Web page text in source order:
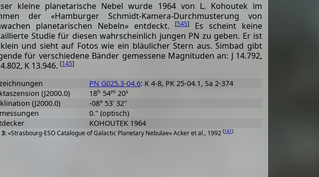
kleine planetarische Nebel wurde 1964 von L. Kohoutek im
der «Hamburger Schmidt-Kamera-Durchmusterung von
planetarischen Nebeln» entdeckt.
[545]
Es scheint keine
Studie für diesen wahrscheinlich jungen PN zu geben. Er ist
und sieht auf Fotos wie ein bläulicher Stern aus. Simbad gibt
für verschiedene Bänder gemessene Magnituden an: J 14.792,
K 13.946. [145]
«Strasbourg-ESO Catalogue of Galactic Planetary Nebulae» Acker et al., 1992 [141]
PN G025.3-04.6: K 4-8, PK 25-04.1, Sa 2-374
(J2000.0)
18h 54m20s
(J2000.0)
-08° 53' 32"
0." (optisch)
KOHOUTEK 1964